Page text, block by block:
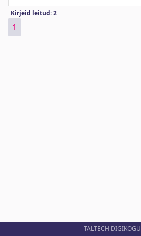
Kirjeid leitud: 2
1
TALTECH DIGIKOGU